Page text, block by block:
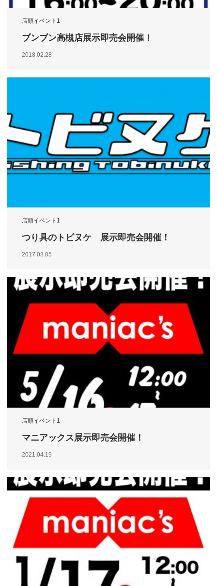
店頭イベント1
ブンブン高槻店展示即売会開催！
2018.02.28
店頭イベント1
つり具のトビヌケ 展示即売会開催！
2017.03.05
店頭イベント1
マニアックス展示即売会開催！
2021.04.19